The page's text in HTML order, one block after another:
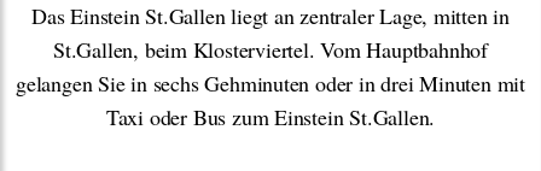
Das Einstein St.Gallen liegt an zentraler Lage, mitten in
St.Gallen, beim Klosterviertel. Vom Hauptbahnhof
gelangen Sie in sechs Gehminuten oder in drei Minuten mit
Taxi oder Bus zum Einstein St.Gallen.